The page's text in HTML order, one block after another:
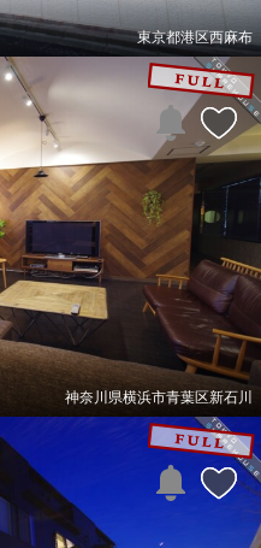
東京都港区西麻布
神奈川県横浜市青葉区新石川